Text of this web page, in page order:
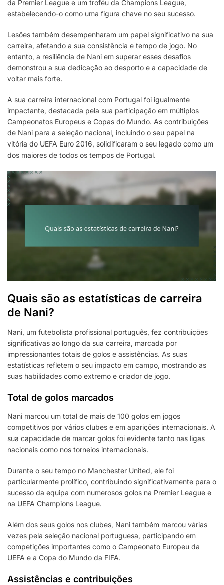
da Premier League e um troféu da Champions League,
estabelecendo-o como uma figura chave no seu sucesso.
Lesões também desempenharam um papel significativo na sua
carreira, afetando a sua consistência e tempo de jogo. No
entanto, a resiliência de Nani em superar esses desafios
demonstrou a sua dedicação ao desporto e a capacidade de
voltar mais forte.
A sua carreira internacional com Portugal foi igualmente
impactante, destacada pela sua participação em múltiplos
Campeonatos Europeus e Copas do Mundo. As contribuições
de Nani para a seleção nacional, incluindo o seu papel na
vitória do UEFA Euro 2016, solidificaram o seu legado como um
dos maiores de todos os tempos de Portugal.
Quais são as estatísticas de carreira
de Nani?
Nani, um futebolista profissional português, fez contribuições
significativas ao longo da sua carreira, marcada por
impressionantes totais de golos e assistências. As suas
estatísticas refletem o seu impacto em campo, mostrando as
suas habilidades como extremo e criador de jogo.
Total de golos marcados
Nani marcou um total de mais de 100 golos em jogos
competitivos por vários clubes e em aparições internacionais. A
sua capacidade de marcar golos foi evidente tanto nas ligas
nacionais como nos torneios internacionais.
Durante o seu tempo no Manchester United, ele foi
particularmente prolífico, contribuindo significativamente para o
sucesso da equipa com numerosos golos na Premier League e
na UEFA Champions League.
Além dos seus golos nos clubes, Nani também marcou várias
vezes pela seleção nacional portuguesa, participando em
competições importantes como o Campeonato Europeu da
UEFA e a Copa do Mundo da FIFA.
Assistências e contribuições